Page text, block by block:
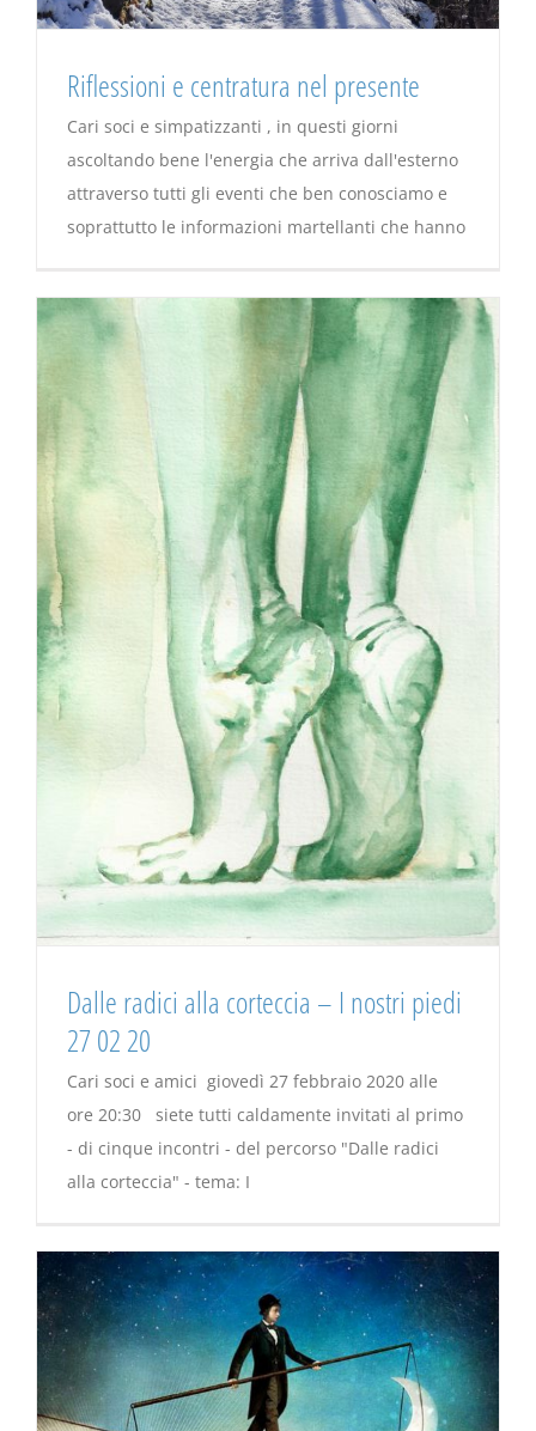
Riflessioni e centratura nel presente
Cari soci e simpatizzanti , in questi giorni
ascoltando bene l'energia che arriva dall'esterno
attraverso tutti gli eventi che ben conosciamo e
soprattutto le informazioni martellanti che hanno
Dalle radici alla corteccia – I nostri piedi
27 02 20
Cari soci e amici giovedì 27 febbraio 2020 alle
ore 20:30 siete tutti caldamente invitati al primo
- di cinque incontri - del percorso "Dalle radici
alla corteccia" - tema: I